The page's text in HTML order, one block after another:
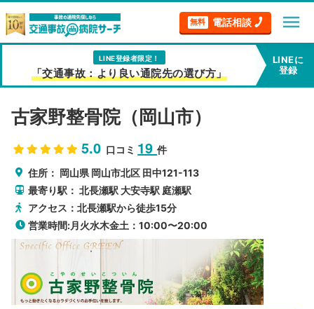
無料 電話相談 menu
LINE登録者限定！
「交通事故：より良い通院先の選び方」
LINEに
登録
古家野整骨院（岡山市）
5.0 口コミ 19件
住所： 岡山県 岡山市北区 田中121-113
最寄り駅：北長瀬駅 大安寺駅 庭瀬駅
アクセス：北長瀬駅から徒歩15分
営業時間:月火水木金土：10:00〜20:00